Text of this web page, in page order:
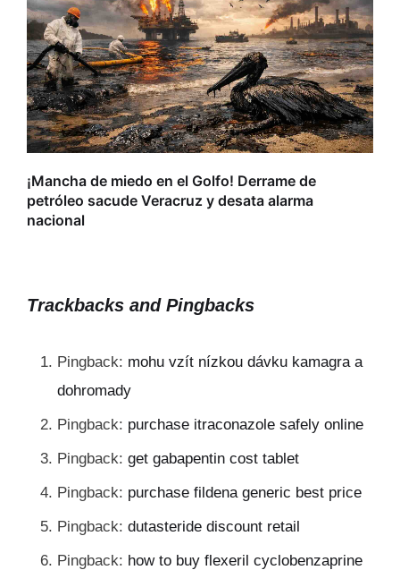
¡Mancha de miedo en el Golfo! Derrame de
petróleo sacude Veracruz y desata alarma
nacional
Trackbacks and Pingbacks
Pingback: mohu vzít nízkou dávku kamagra a
dohromady
Pingback: purchase itraconazole safely online
Pingback: get gabapentin cost tablet
Pingback: purchase fildena generic best price
Pingback: dutasteride discount retail
Pingback: how to buy flexeril cyclobenzaprine